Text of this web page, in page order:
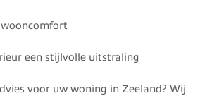
een stijlvolle uitstraling
voor uw woning in Zeeland? Wij